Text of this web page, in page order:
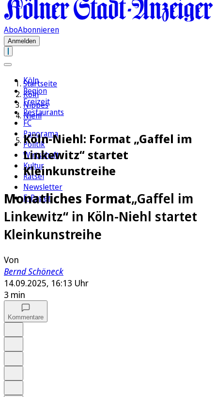
AboAbonnieren
Anmelden
Köln
Region
Freizeit
Restaurants
FC
Panorama
Politik
Wirtschaft
Kultur
Rätsel
Newsletter
E-Paper
Startseite
Köln
Nippes
Niehl
Köln-Niehl: Format „Gaffel im
Linkewitz“ startet
Kleinkunstreihe
Monatliches Format„Gaffel im
Linkewitz“ in Köln-Niehl startet
Kleinkunstreihe
Von
Bernd Schöneck
14.09.2025, 16:13 Uhr
3 min
Kommentare